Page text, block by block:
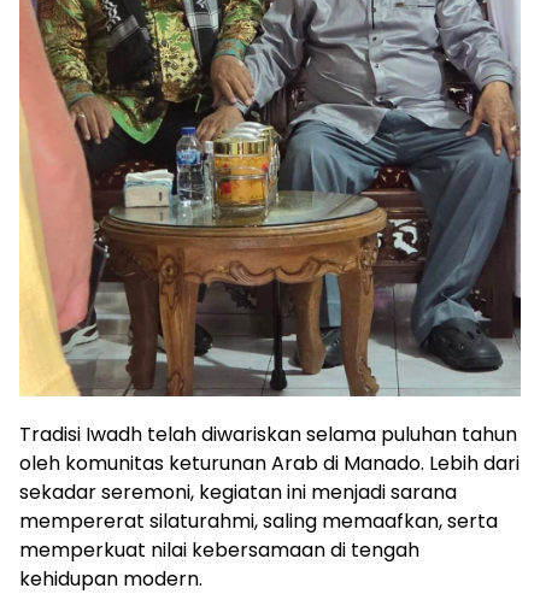
Tradisi Iwadh telah diwariskan selama puluhan tahun
oleh komunitas keturunan Arab di Manado. Lebih dari
sekadar seremoni, kegiatan ini menjadi sarana
mempererat silaturahmi, saling memaafkan, serta
memperkuat nilai kebersamaan di tengah
kehidupan modern.